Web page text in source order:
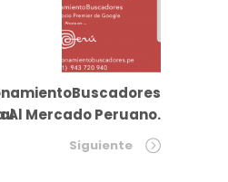
Al Mercado Peruano.
Siguiente